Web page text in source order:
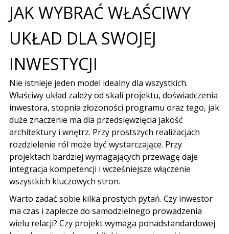
JAK WYBRAĆ WŁAŚCIWY
UKŁAD DLA SWOJEJ
INWESTYCJI
Nie istnieje jeden model idealny dla wszystkich.
Właściwy układ zależy od skali projektu, doświadczenia
inwestora, stopnia złożoności programu oraz tego, jak
duże znaczenie ma dla przedsięwzięcia jakość
architektury i wnętrz. Przy prostszych realizacjach
rozdzielenie ról może być wystarczające. Przy
projektach bardziej wymagających przewagę daje
integracja kompetencji i wcześniejsze włączenie
wszystkich kluczowych stron.
Warto zadać sobie kilka prostych pytań. Czy inwestor
ma czas i zaplecze do samodzielnego prowadzenia
wielu relacji? Czy projekt wymaga ponadstandardowej